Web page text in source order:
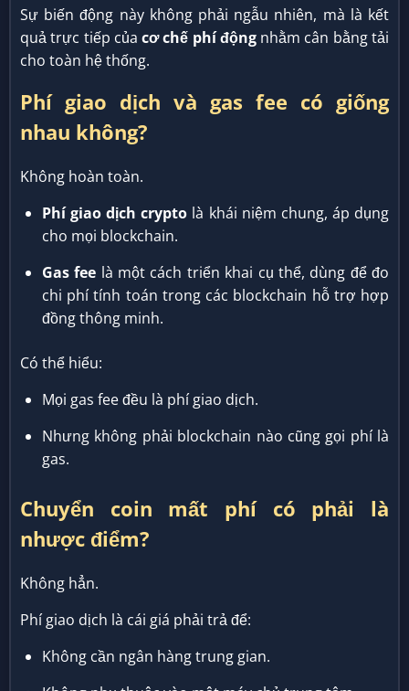
Sự biến động này không phải ngẫu nhiên, mà là kết
quả trực tiếp củacơ chế phí độngnhằm cân bằng tải
cho toàn hệ thống.
Phí giao dịch và gas fee có giống
nhau không?
Không hoàn toàn.
Phí giao dịch crypto là khái niệm chung, áp dụng
cho mọi blockchain.
Gas fee là một cách triển khai cụ thể, dùng để đo
chi phí tính toán trong các blockchain hỗ trợ hợp
đồng thông minh.
Có thể hiểu:
Mọi gas fee đều là phí giao dịch.
Nhưng không phải blockchain nào cũng gọi phí là
gas.
Chuyển coin mất phí có phải là
nhược điểm?
Không hẳn.
Phí giao dịch là cái giá phải trả để:
Không cần ngân hàng trung gian.